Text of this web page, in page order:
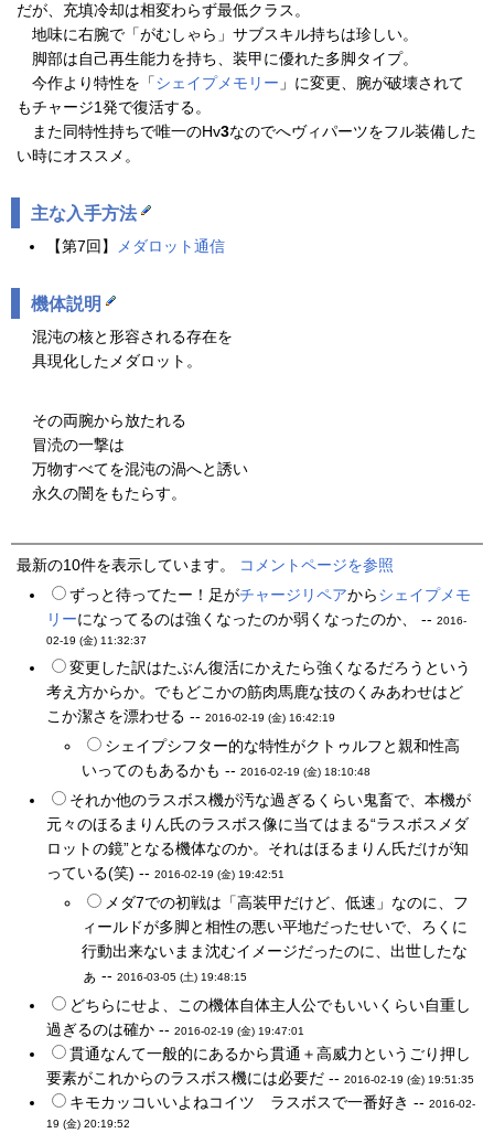
だが、充填冷却は相変わらず最低クラス。
地味に右腕で「がむしゃら」サブスキル持ちは珍しい。
脚部は自己再生能力を持ち、装甲に優れた多脚タイプ。
今作より特性を「シェイプメモリー 」に変更、腕が破壊されて
もチャージ1発で復活する。
また同特性持ちで唯一のHv3なのでへヴィパーツをフル装備した
い時にオススメ。
主な入手方法
【第7回】 メダロット通信
機体説明
混沌の核と形容される存在を
具現化したメダロット。
その両腕から放たれる
冒涜の一撃は
万物すべてを混沌の渦へと誘い
永久の闇をもたらす。
最新の10件を表示しています。
コメントページを参照
ずっと待ってたー！足がチャージリペアからシェイプメモ
リーになってるのは強くなったのか弱くなったのか、 -- 2016-
02-19 (金) 11:32:37
変更した訳はたぶん復活にかえたら強くなるだろうという
考え方からか。でもどこかの筋肉馬鹿な技のくみあわせはど
こか潔さを漂わせる -- 2016-02-19 (金) 16:42:19
シェイプシフター的な特性がクトゥルフと親和性高
いってのもあるかも -- 2016-02-19 (金) 18:10:48
それか他のラスボス機が汚な過ぎるくらい鬼畜で、本機が
元々のほるまりん氏のラスボス像に当てはまる“ラスボスメダ
ロットの鏡”となる機体なのか。それはほるまりん氏だけが知
っている(笑) -- 2016-02-19 (金) 19:42:51
メダ7での初戦は「高装甲だけど、低速」なのに、フ
ィールドが多脚と相性の悪い平地だったせいで、ろくに
行動出来ないまま沈むイメージだったのに、出世したな
ぁ -- 2016-03-05 (土) 19:48:15
どちらにせよ、この機体自体主人公でもいいくらい自重し
過ぎるのは確か -- 2016-02-19 (金) 19:47:01
貫通なんて一般的にあるから貫通＋高威力というごり押し
要素がこれからのラスボス機には必要だ -- 2016-02-19 (金) 19:51:35
キモカッコいいよねコイツ ラスボスで一番好き -- 2016-02-
19 (金) 20:19:52